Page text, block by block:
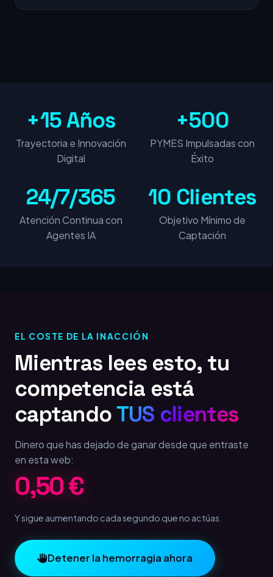
+15 Años
Trayectoria e Innovación
Digital
+500
PYMES Impulsadas con
Éxito
24/7/365
Atención Continua con
Agentes IA
10 Clientes
Objetivo Mínimo de
Captación
EL COSTE DE LA INACCIÓN
Mientras lees esto, tu
competencia está
captando TUS clientes
Dinero que has dejado de ganar desde que entraste
en esta web:
1,00 €
Y sigue aumentando cada segundo que no actúas.
Detener la hemorragia ahora